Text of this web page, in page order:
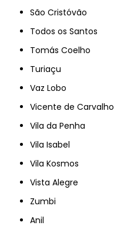
São Cristóvão
Todos os Santos
Tomás Coelho
Turiaçu
Vaz Lobo
Vicente de Carvalho
Vila da Penha
Vila Isabel
Vila Kosmos
Vista Alegre
Zumbi
Anil